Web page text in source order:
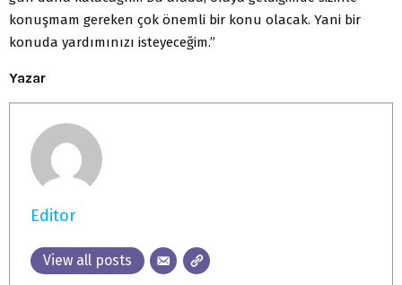
konuşmam gereken çok önemli bir konu olacak. Yani bir
konuda yardımınızı isteyeceğim.”
Yazar
Editor
View all posts